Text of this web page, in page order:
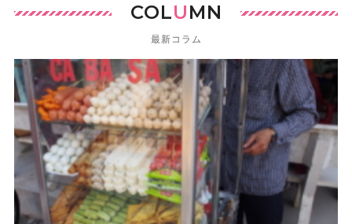
COLUMN
最新コラム